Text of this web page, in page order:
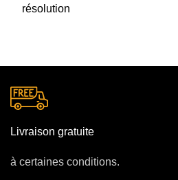
résolution
Livraison gratuite
à certaines conditions.